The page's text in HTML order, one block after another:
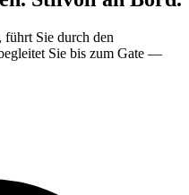
Sie durch den
Sie bis zum Gate —